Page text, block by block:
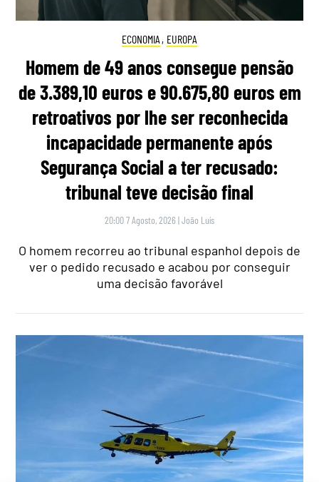
ECONOMIA , EUROPA
Homem de 49 anos consegue pensão
de 3.389,10 euros e 90.675,80 euros em
retroativos por lhe ser reconhecida
incapacidade permanente após
Segurança Social a ter recusado:
tribunal teve decisão final
20:00 7 Agosto, 2026 |João Luís
O homem recorreu ao tribunal espanhol depois de
ver o pedido recusado e acabou por conseguir
uma decisão favorável